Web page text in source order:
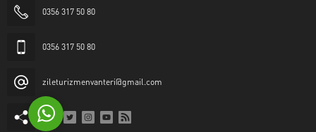
0356 317 50 80
0356 317 50 80
zileturizmenvanteri@gmail.com